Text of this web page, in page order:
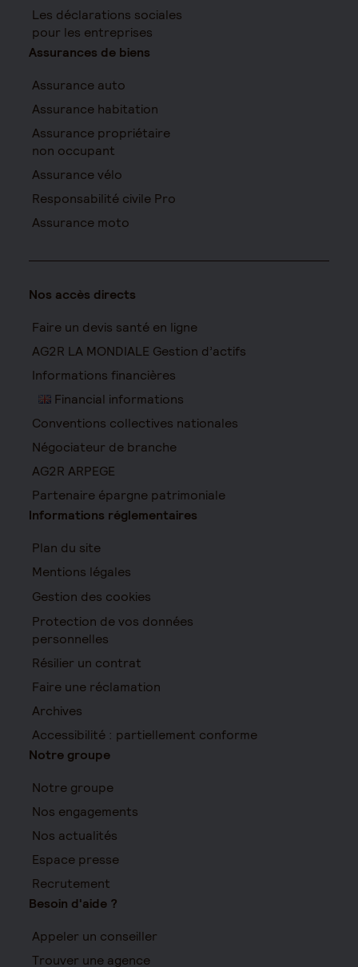
Les déclarations sociales
pour les entreprises
Assurances de biens
Assurance auto
Assurance habitation
Assurance propriétaire
non occupant
Assurance vélo
Responsabilité civile Pro
Assurance moto
Nos accès directs
Faire un devis santé en ligne
AG2R LA MONDIALE Gestion d’actifs
Informations financières
Financial informations
Conventions collectives nationales
Négociateur de branche
AG2R ARPEGE
Partenaire épargne patrimoniale
Informations réglementaires
Plan du site
Mentions légales
Gestion des cookies
Protection de vos données
personnelles
Résilier un contrat
Faire une réclamation
Archives
Accessibilité : partiellement conforme
Notre groupe
Notre groupe
Nos engagements
Nos actualités
Espace presse
Recrutement
Besoin d'aide ?
Appeler un conseiller
Trouver une agence